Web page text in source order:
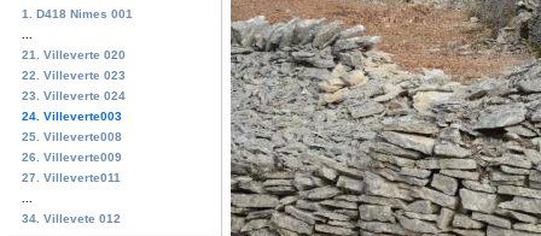
1. D418 Nimes 001
21. Villeverte 020
22. Villeverte 023
23. Villeverte 024
24. Villeverte003
25. Villeverte008
26. Villeverte009
27. Villeverte011
34. Villevete 012